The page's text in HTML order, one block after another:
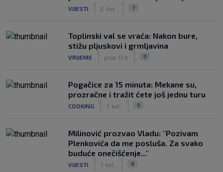
VIJESTI 2. kol. 7
Toplinski val se vraća: Nakon bure,
stižu pljuskovi i grmljavina
VRIJEME prije 11 h 0
Pogačice za 15 minuta: Mekane su,
prozračne i tražit ćete još jednu turu
COOKING 7. kol. 0
Milinović prozvao Vladu: "Pozivam
Plenkovića da me posluša. Za svako
buduće onečišćenje..."
VIJESTI 7. kol. 9